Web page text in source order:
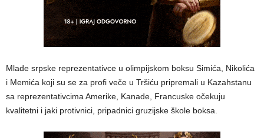
Mlade srpske reprezentativce u olimpijskom boksu Simića, Nikolića
i Memića koji su se za profi veče u Tršiću pripremali u Kazahstanu
sa reprezentativcima Amerike, Kanade, Francuske očekuju
kvalitetni i jaki protivnici, pripadnici gruzijske škole boksa.